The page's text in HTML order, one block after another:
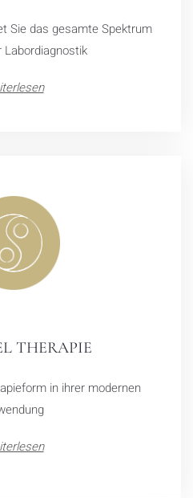
Sie das gesamte Spektrum
THERAPIE
in ihrer modernen